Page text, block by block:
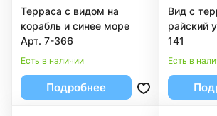
Терраса с видом на
корабль и синее море
Арт. 7-366
Есть в наличии
Подробнее
Вид с
райский
141
Есть в